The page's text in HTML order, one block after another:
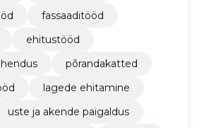
fassaaditööd
ehitustööd
põrandakatted
lagede ehitamine
uste ja akende paigaldus